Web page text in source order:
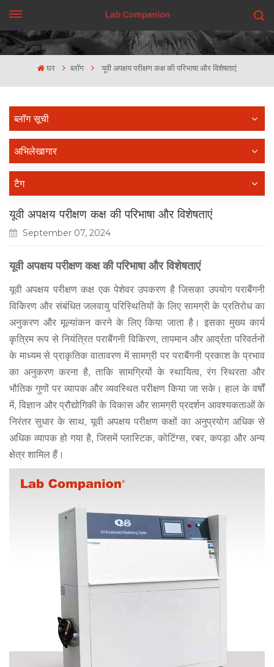
घर ब्लॉग यूवी अपक्षय परीक्षण कक्ष की परिभाषा और विशेषताएं
ब्लॉग सूची
अभिलेखागार
टैग
यूवी अपक्षय परीक्षण कक्ष की परिभाषा और विशेषताएं
September 07, 2024
यूवी अपक्षय परीक्षण कक्ष की परिभाषा और विशेषताएं
यूवी अपक्षय परीक्षण कक्ष एक पेशेवर उपकरण है जिसका उपयोग पराबैंगनी
विकिरण और संबंधित जलवायु परिस्थितियों के लिए सामग्री के प्रतिरोध का
अनुकरण और मूल्यांकन करने के लिए किया जाता है। इसका मुख्य कार्य
कृत्रिम रूप से नियंत्रित पराबैंगनी विकिरण, तापमान और आर्द्रता परिवर्तनों
के माध्यम से प्राकृतिक वातावरण में सामग्री पर पराबैंगनी प्रकाश के प्रभाव
का अनुकरण करना है, ताकि सामग्रियों के स्थायित्व, रंग स्थिरता और
भौतिक गुणों पर व्यापक और व्यवस्थित परीक्षण किया जा सके। हाल के वर्षों
में, विज्ञान और प्रौद्योगिकी के विकास और सामग्री प्रदर्शन आवश्यकताओं के
निरंतर सुधार के साथ, यूवी अपक्षय परीक्षण कक्षों का अनुप्रयोग अधिक से
अधिक व्यापक हो गया है, जिसमें प्लास्टिक, कोटिंग्स, रबर, कपड़ा और अन्य
क्षेत्र शामिल हैं।